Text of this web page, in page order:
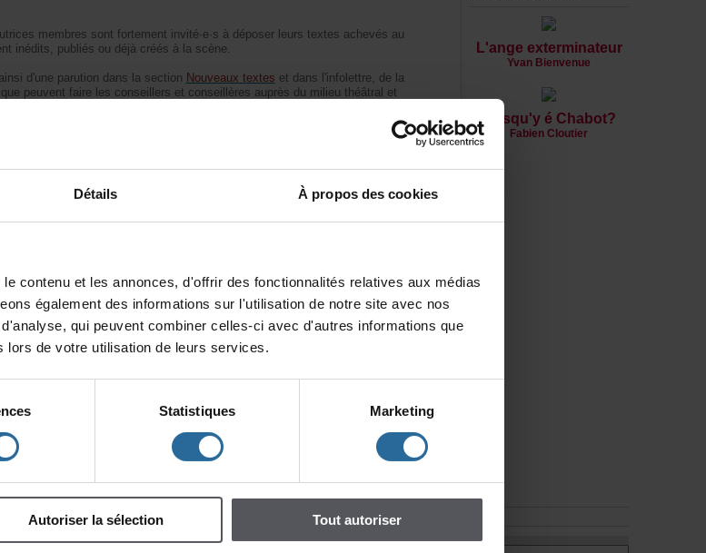
Détails Àproposdescookies
ciavecd'autresinformationsque
Statistiques Marketing
Autoriserlasélection Toutautoriser
Nouveauxtextes etdansl'infolettre,dela
publié,lesauteursetautricesmembresdoivents'assurerde
L'angeexterminateur
YvanBienvenue
Oùsqu'yéChabot?
FabienCloutier